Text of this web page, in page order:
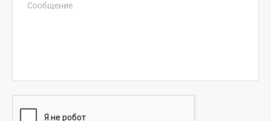
Сообщение